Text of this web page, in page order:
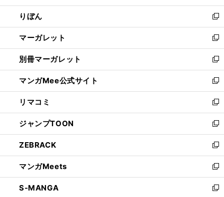
開
く
ウ
で
開
く
ン
ド
ウ
で
開
く
ウ
ィ
ン
ド
ウ
で
開
く
りぼん
新
し
い
ウ
ィ
ン
ド
ウ
で
開
く
マーガレット
新
し
い
ウ
ィ
ン
ド
ウ
で
開
く
別冊マーガレット
新
し
い
ウ
ィ
ン
ド
ウ
で
開
く
マンガMee公式サイト
新
し
い
ウ
ィ
ン
ド
ウ
で
開
く
リマコミ
新
し
い
ウ
ィ
ン
ド
ウ
で
ジャンプTOON
新
し
い
ウ
ィ
ン
ド
ZEBRACK
新
し
い
ウ
ィ
マンガMeets
新
し
い
S-MANGA
新